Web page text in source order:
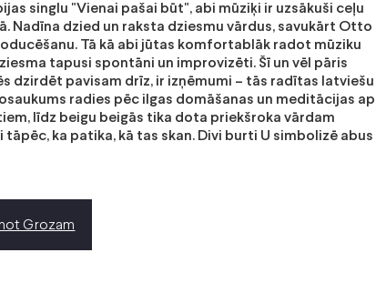
singlu "Vienai pašai būt", abi mūziķi ir uzsākuši ceļu
Nadīna dzied un raksta dziesmu vārdus, savukārt Otto
Tā kā abi jūtas komfortablāk radot mūziku
tapusi spontāni un improvizēti. Šī un vēl pāris
dzirdēt pavisam drīz, ir izņēmumi – tās radītas latviešu
radies pēc ilgas domāšanas un meditācijas ap
līdz beigu beigās tika dota priekšroka vārdam
tāpēc, ka patika, kā tas skan. Divi burti U simbolizē abus
Grozam